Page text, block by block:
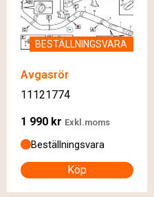
BESTÄLLNINGSVARA
Avgasrör
11121774
1 990 kr Exkl.moms
Beställningsvara
Köp